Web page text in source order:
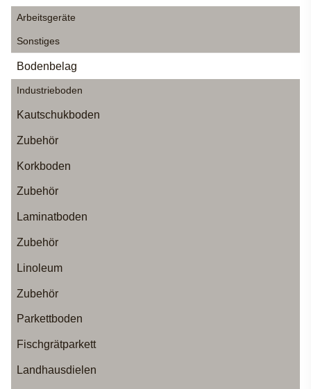
Arbeitsgeräte
Sonstiges
Bodenbelag
Industrieboden
Kautschukboden
Zubehör
Korkboden
Zubehör
Laminatboden
Zubehör
Linoleum
Zubehör
Parkettboden
Fischgrätparkett
Landhausdielen